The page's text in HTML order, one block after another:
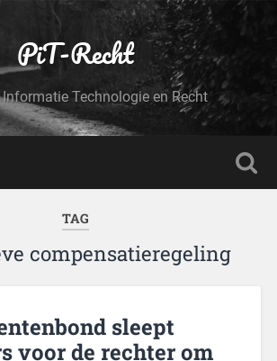
PiT-Recht
Technologie en Recht
TAG
compensatieregeling
sleept
voor de rechter om